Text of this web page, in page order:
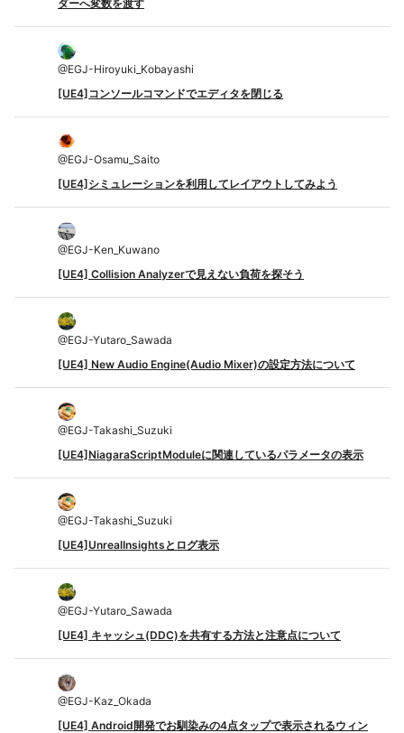
ダーへ変数を渡す
@EGJ-Hiroyuki_Kobayashi
[UE4]コンソールコマンドでエディタを閉じる
@EGJ-Osamu_Saito
[UE4]シミュレーションを利用してレイアウトしてみよう
@EGJ-Ken_Kuwano
[UE4] Collision Analyzerで見えない負荷を探そう
@EGJ-Yutaro_Sawada
[UE4] New Audio Engine(Audio Mixer)の設定方法について
@EGJ-Takashi_Suzuki
[UE4]NiagaraScriptModuleに関連しているパラメータの表示
@EGJ-Takashi_Suzuki
[UE4]UnrealInsightsとログ表示
@EGJ-Yutaro_Sawada
[UE4] キャッシュ(DDC)を共有する方法と注意点について
@EGJ-Kaz_Okada
[UE4] Android開発でお馴染みの4点タップで表示されるウィン